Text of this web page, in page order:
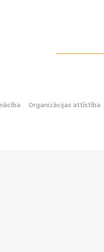
Organizācijas attīstība